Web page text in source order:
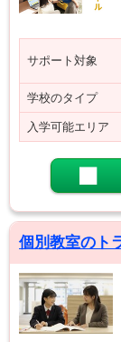
サポート対象
学校のタイプ
入学可能エリア
個別教室のト